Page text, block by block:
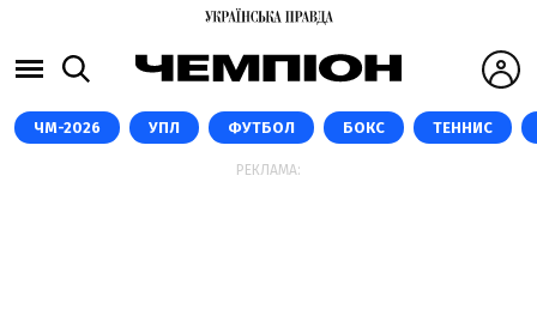
ЧМ-2026 УПЛ ФУТБОЛ БОКС ТЕННИС
РЕКЛАМА: